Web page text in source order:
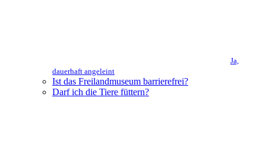
Ja,
dauerhaft angeleint
Ist das Freilandmuseum barrierefrei?
Darf ich die Tiere füttern?